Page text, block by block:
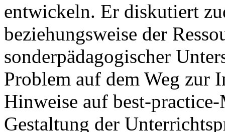
entwickeln. Er diskutiert
beziehungsweise der
sonderpädagogischer
Problem auf dem Weg zur
Hinweise auf best-
Gestaltung der